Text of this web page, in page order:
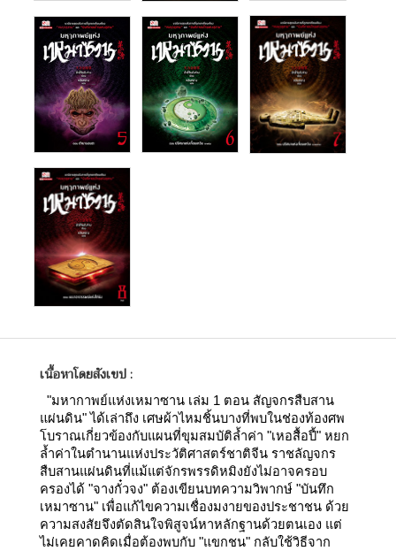
เนื้อหาโดยสังเขป :
"มหากาพย์แห่งเหมาซาน เล่ม 1 ตอน สัญจกรสืบสาน
แผ่นดิน" ได้เล่าถึง เศษผ้าไหมชิ้นบางที่พบในช่องท้องศพ
โบราณเกี่ยวข้องกับแผนที่ขุมสมบัติล้ำค่า "เหอสื้อปี้" หยก
ล้ำค่าในตำนานแห่งประวัติศาสตร์ชาติจีน ราชลัญจกร
สืบสานแผ่นดินที่แม้แต่จักรพรรดิหมิงยังไม่อาจครอบ
ครองได้ "จางกั๋วจง" ต้องเขียนบทความวิพากษ์ "บันทึก
เหมาซาน" เพื่อแก้ไขความเชื่องมงายของประชาชน ด้วย
ความสงสัยจึงตัดสินใจพิสูจน์หาหลักฐานด้วยตนเอง แต่
ไม่เคยคาดคิดเมื่อต้องพบกับ "แขกชน" กลับใช้วิธีจาก